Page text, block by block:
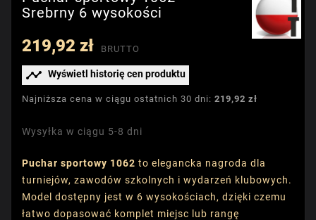
Srebrny 6 wysokości
219,92 zł BRUTTO
 Wyświetl historię cen produktu
Najniższa cena w ciągu ostatnich 30 dni: 219,92 zł
Wysyłka w ciągu 5-8 dni
Puchar sportowy 1062 to elegancka nagroda dla
turniejów, zawodów szkolnych i wydarzeń klubowych.
Model dostępny jest w 6 wysokościach, dzięki czemu
łatwo dopasować komplet miejsc lub rangę